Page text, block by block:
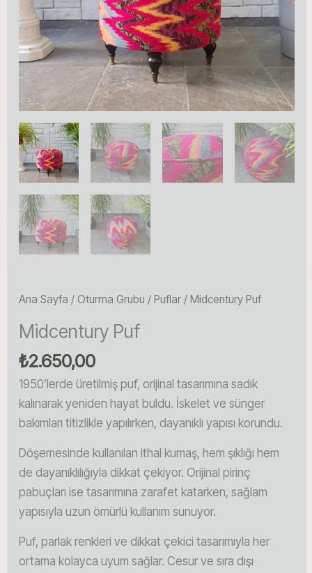
Ana Sayfa / Oturma Grubu /Puflar / Midcentury Puf
Midcentury Puf
₺2.650,00
1950’lerde üretilmiş puf, orijinal tasarımına sadık
kalınarak yeniden hayat buldu. İskelet ve sünger
bakımları titizlikle yapılırken, dayanıklı yapısı korundu.
Döşemesinde kullanılan ithal kumaş, hem şıklığı hem
de dayanıklılığıyla dikkat çekiyor. Orijinal pirinç
pabuçları ise tasarımına zarafet katarken, sağlam
yapısıyla uzun ömürlü kullanım sunuyor.
Puf, parlak renkleri ve dikkat çekici tasarımıyla her
ortama kolayca uyum sağlar. Cesur ve sıra dışı